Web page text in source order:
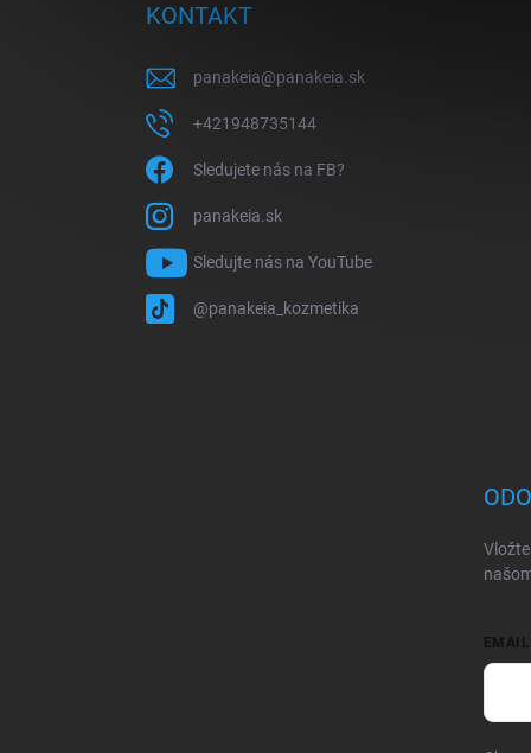
KONTAKT
panakeia@panakeia.sk
+421948735144
Sledujete nás na FB?
panakeia.sk
Sledujte nás na YouTube
@panakeia_kozmetika
EMAIL